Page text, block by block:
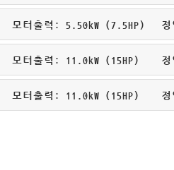
모터출력: 5.50kW (7.5HP) 정
모터출력: 11.0kW (15HP) 정
모터출력: 11.0kW (15HP) 정